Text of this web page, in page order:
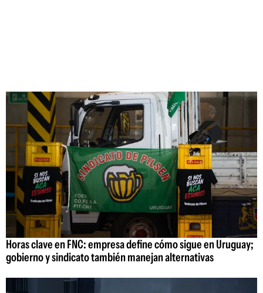
Horas clave en FNC: empresa define cómo sigue en Uruguay;
gobierno y sindicato también manejan alternativas